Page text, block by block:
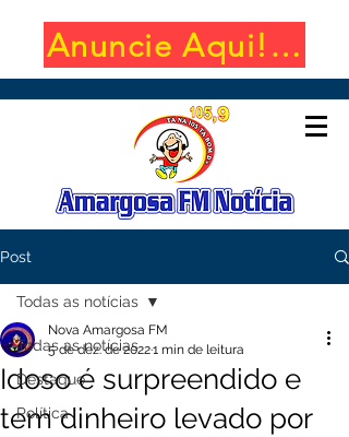
Anuncie Aqui!
Post
Todas as notícias
Destaque
Política
Todas as notícias
Idoso é surpreendido e
tem dinheiro levado por
Nova Amargosa FM
5 de dez. de 20221 min de leitura